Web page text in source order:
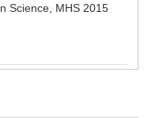
Science, MHS 2015